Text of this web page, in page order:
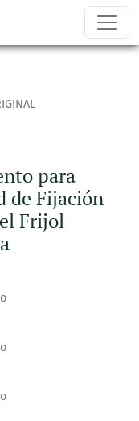
la
para
de Fijación
Frijol